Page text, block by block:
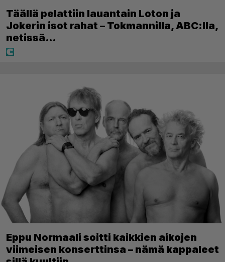
Täällä pelattiin lauantain Loton ja
Jokerin isot rahat – Tokmannilla, ABC:lla,
netissä…
Eppu Normaali soitti kaikkien aikojen
viimeisen konserttinsa – nämä kappaleet